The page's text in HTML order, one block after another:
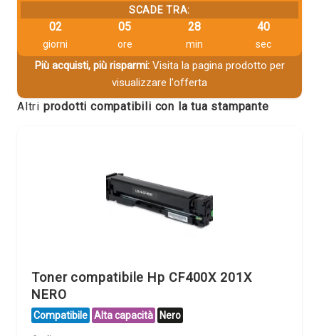
SCADE TRA:
02
giorni
05
ore
28
min
39
sec
Più acquisti, più risparmi:Visita la pagina prodotto per
visualizzare l'offerta
Altri prodotti compatibili con la tua stampante
Toner compatibile Hp CF400X 201X
NERO
Compatibile Alta capacità Nero